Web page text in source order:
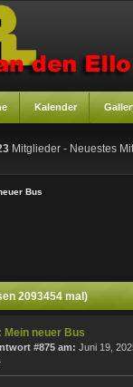
Kalender
Mitglieder - Neuestes
Bus
2093454 mal)
Mein neuer Bus
#875 am: Juni 19,